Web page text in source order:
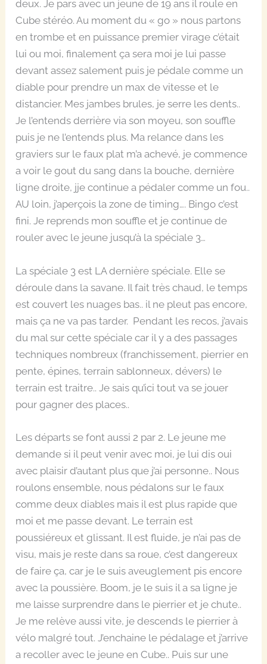
deux. Je pars avec un jeune de 19 ans il roule en
Cube stéréo. Au moment du « go » nous partons
en trombe et en puissance premier virage c’était
lui ou moi, finalement ça sera moi je lui passe
devant assez salement puis je pédale comme un
diable pour prendre un max de vitesse et le
distancier. Mes jambes brules, je serre les dents..
Je l’entends derrière via son moyeu, son souffle
puis je ne l’entends plus. Ma relance dans les
graviers sur le faux plat m’a achevé, je commence
a voir le gout du sang dans la bouche, dernière
ligne droite, jje continue a pédaler comme un fou..
AU loin, j’aperçois la zone de timing…. Bingo c’est
fini. Je reprends mon souffle et je continue de
rouler avec le jeune jusqu’à la spéciale 3…
La spéciale 3 est LA dernière spéciale. Elle se
déroule dans la savane. Il fait très chaud, le temps
est couvert les nuages bas.. il ne pleut pas encore,
mais ça ne va pas tarder. Pendant les recos, j’avais
du mal sur cette spéciale car il y a des passages
techniques nombreux (franchissement, pierrier en
pente, épines, terrain sablonneux, dévers) le
terrain est traitre.. Je sais qu’ici tout va se jouer
pour gagner des places..
Les départs se font aussi 2 par 2. Le jeune me
demande si il peut venir avec moi, je lui dis oui
avec plaisir d’autant plus que j’ai personne.. Nous
roulons ensemble, nous pédalons sur le faux
comme deux diables mais il est plus rapide que
moi et me passe devant. Le terrain est
poussiéreux et glissant. Il est fluide, je n’ai pas de
visu, mais je reste dans sa roue, c’est dangereux
de faire ça, car je le suis aveuglement pis encore
avec la poussière. Boom, je le suis il a sa ligne je
me laisse surprendre dans le pierrier et je chute..
Je me relève aussi vite, je descends le pierrier à
vélo malgré tout. J’enchaine le pédalage et j’arrive
a recoller avec le jeune en Cube.. Puis sur une